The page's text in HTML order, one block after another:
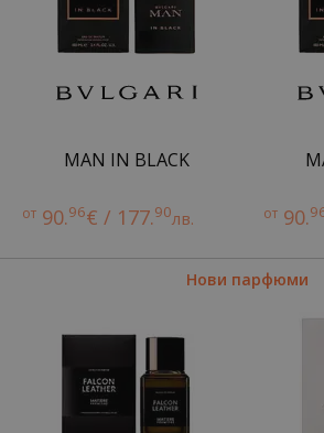
MAN IN BLACK
от 90.96€ / 177.90лв. от 90.
Нови парфюми